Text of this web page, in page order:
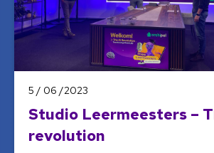
5 / 06 /2023
Studio Leermeesters –
revolution